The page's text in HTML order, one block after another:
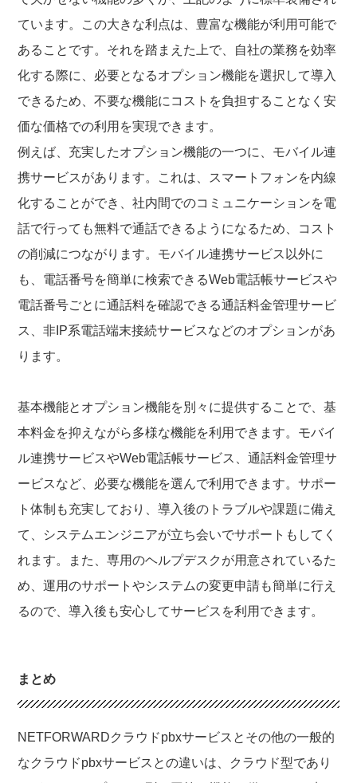
ています。この大きな利点は、豊富な機能が利用可能で
あることです。それを踏まえた上で、自社の業務を効率
化する際に、必要となるオプション機能を選択して導入
できるため、不要な機能にコストを負担することなく安
価な価格での利用を実現できます。
例えば、充実したオプション機能の一つに、モバイル連
携サービスがあります。これは、スマートフォンを内線
化することができ、社内間でのコミュニケーションを電
話で行っても無料で通話できるようになるため、コスト
の削減につながります。モバイル連携サービス以外に
も、電話番号を簡単に検索できるWeb電話帳サービスや
電話番号ごとに通話料を確認できる通話料金管理サービ
ス、非IP系電話端末接続サービスなどのオプションがあ
ります。
基本機能とオプション機能を別々に提供することで、基
本料金を抑えながら多様な機能を利用できます。モバイ
ル連携サービスやWeb電話帳サービス、通話料金管理サ
ービスなど、必要な機能を選んで利用できます。サポー
ト体制も充実しており、導入後のトラブルや課題に備え
て、システムエンジニアが立ち会いでサポートもしてく
れます。また、専用のヘルプデスクが用意されているた
め、運用のサポートやシステムの変更申請も簡単に行え
るので、導入後も安心してサービスを利用できます。
まとめ
NETFORWARDクラウドpbxサービスとその他の一般的
なクラウドpbxサービスとの違いは、クラウド型であり